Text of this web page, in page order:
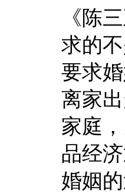
《陈
求的
要求
离家
家庭
品经
婚姻的